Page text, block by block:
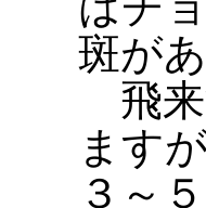
斑が
飛来
ます
３～